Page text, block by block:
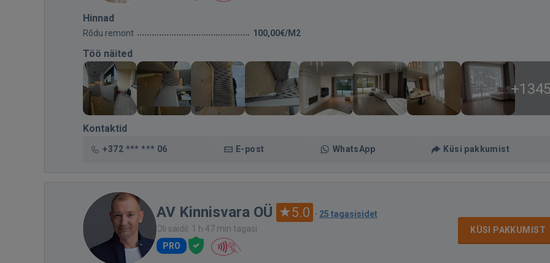
Hinnad
Rõdu remont 100,00€/M2
Töö näited
Kontaktid
+372 *** *** 06 E-post WhatsApp Küsi pakkumist
AV Kinnisvara OÜ 5.0 · 25 tagasisidet
Oli saidil: 1 h 47 min tagasi
PRO
KÜSI PAKKUMIST